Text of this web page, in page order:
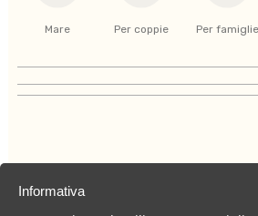
Mare Per coppie Per famiglie
Informativa